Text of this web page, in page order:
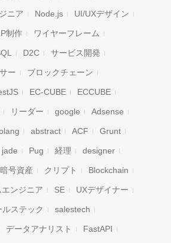
ニア Node.js UI/UXデザイン
制作 ワイヤーフレーム
D2C サービス開発
ー ブロックチェーン
EC-CUBE ECCUBE
リーダー google Adsense
abstract ACF Grunt
jade Pug 経理 designer
暗号資産 クリプト Blockchain
ンジニア SE UXデザイナー
ルステック salestech
データアナリスト FastAPI